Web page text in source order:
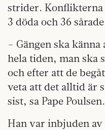
strider.
3 döda och 36
– Gängen ska
hela tiden, man ska
och efter att de
veta att det alltid är
sist, sa Pape Poulsen.
Han var inbjuden